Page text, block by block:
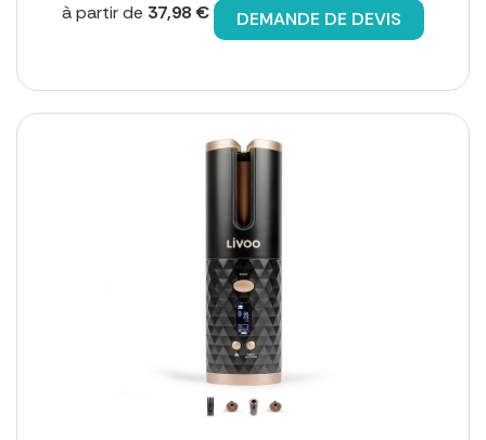
à partir de 37,98 € DEMANDE DE DEVIS